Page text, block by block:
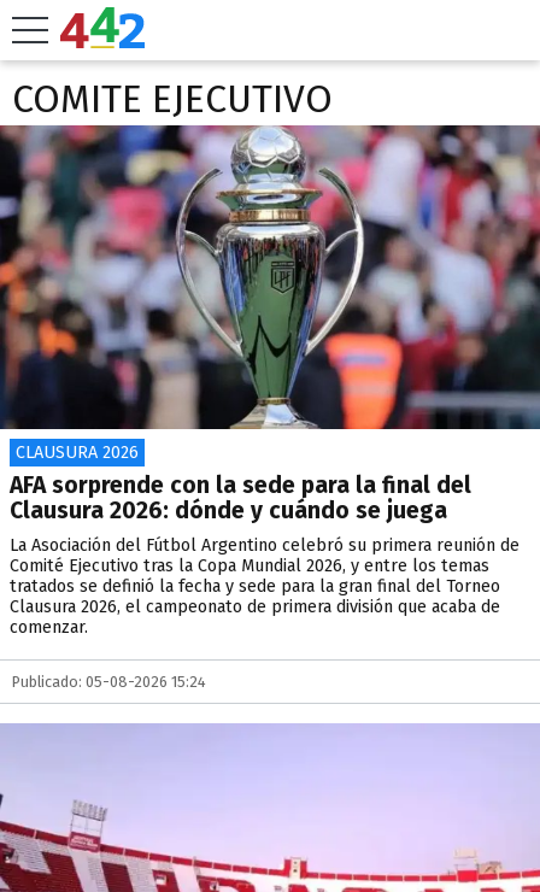
COMITE EJECUTIVO
CLAUSURA 2026
AFA sorprende con la sede para la final del
Clausura 2026: dónde y cuándo se juega
La Asociación del Fútbol Argentino celebró su primera reunión de
Comité Ejecutivo tras la Copa Mundial 2026, y entre los temas
tratados se definió la fecha y sede para la gran final del Torneo
Clausura 2026, el campeonato de primera división que acaba de
comenzar.
Publicado: 05-08-2026 15:24